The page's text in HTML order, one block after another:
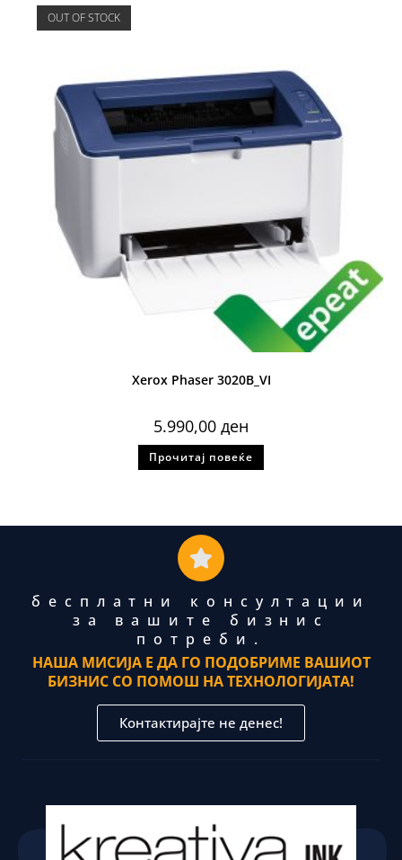
OUT OF STOCK
Xerox Phaser 3020B_VI
5.990,00 ден
Прочитај повеќе
бесплатни консултации
за вашите бизнис
потреби.
НАША МИСИЈА Е ДА ГО ПОДОБРИМЕ ВАШИОТ
БИЗНИС СО ПОМОШ НА ТЕХНОЛОГИЈАТА!
Контактирајте не денес!